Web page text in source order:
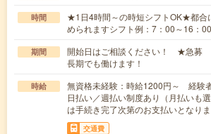
時間
★1日4時間～の時短シフトOK★都合
められますシフト例：7：00～16：
期間
開始日はご相談ください！ ★急募
長期でも働けます！
時給
無資格未経験：時給1200円～ 経
日払い／週払い制度あり（月払いも
は手続き完了次第のお支払いとなりま
交通費